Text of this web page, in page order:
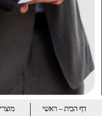
דף הבית – ראשי